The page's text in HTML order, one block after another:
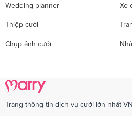
Wedding planner Xe
Thiệp cưới
Chụp ảnh cưới
Trang thông tin dịch vụ cưới lớn nhất VN